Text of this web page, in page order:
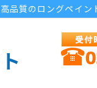
品質のロングペイン